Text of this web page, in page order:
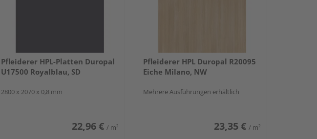
Pfleiderer HPL-Platten Duropal
U17500 Royalblau, SD
2800 x 2070 x 0,8 mm
22,96 € / m²
Pfleiderer HPL Duropal R20095
Eiche Milano, NW
Mehrere Ausführungen erhältlich
23,35 € / m²